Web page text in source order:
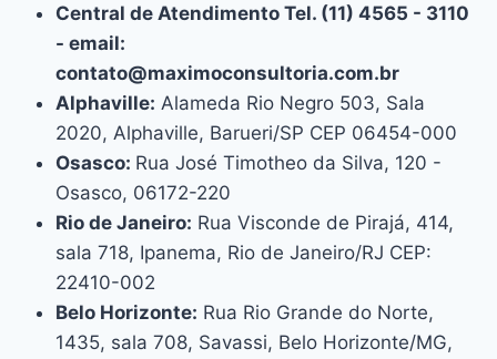
Central de Atendimento Tel. (11) 4565 - 3110
- email:
contato@maximoconsultoria.com.br
Alphaville: Alameda Rio Negro 503, Sala
2020, Alphaville, Barueri/SP CEP 06454-000
Osasco: Rua José Timotheo da Silva, 120 -
Osasco, 06172-220
Rio de Janeiro: Rua Visconde de Pirajá, 414,
sala 718, Ipanema, Rio de Janeiro/RJ CEP:
22410-002
Belo Horizonte: Rua Rio Grande do Norte,
1435, sala 708, Savassi, Belo Horizonte/MG,